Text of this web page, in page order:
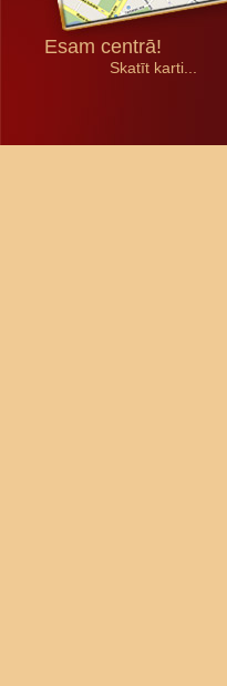
Esam centrā!
Skatīt karti...